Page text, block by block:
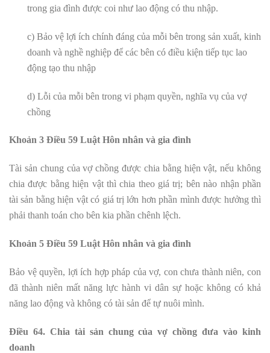
trong gia đình được coi như lao động có thu nhập.
c) Bảo vệ lợi ích chính đáng của mỗi bên trong sản xuất, kinh
doanh và nghề nghiệp để các bên có điều kiện tiếp tục lao
động tạo thu nhập
d) Lỗi của mỗi bên trong vi phạm quyền, nghĩa vụ của vợ
chồng
Khoản 3 Điều 59 Luật Hôn nhân và gia đình
Tài sản chung của vợ chồng được chia bằng hiện vật, nếu không
chia được bằng hiện vật thì chia theo giá trị; bên nào nhận phần
tài sản bằng hiện vật có giá trị lớn hơn phần mình được hưởng thì
phải thanh toán cho bên kia phần chênh lệch.
Khoản 5 Điều 59 Luật Hôn nhân và gia đình
Bảo vệ quyền, lợi ích hợp pháp của vợ, con chưa thành niên, con
đã thành niên mất năng lực hành vi dân sự hoặc không có khả
năng lao động và không có tài sản để tự nuôi mình.
Điều 64. Chia tài sản chung của vợ chồng đưa vào kinh
doanh